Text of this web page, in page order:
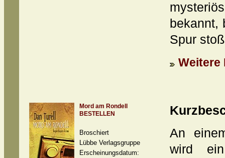
bekannt,
Spur
Weitere
Mord am Rondell
BESTELLEN
Broschiert
Lübbe Verlagsgruppe
Erscheinungsdatum:
An
wird ein